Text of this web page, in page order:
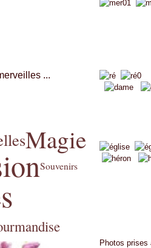
Magie
Souvenirs
Photos prises